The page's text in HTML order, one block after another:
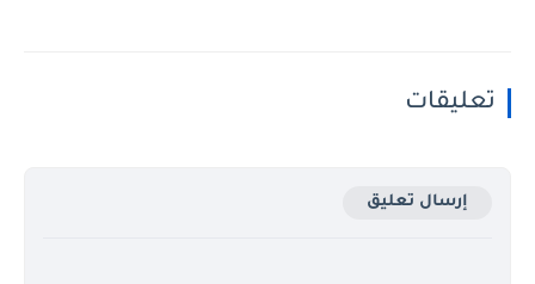
تعليقات
إرسال تعليق